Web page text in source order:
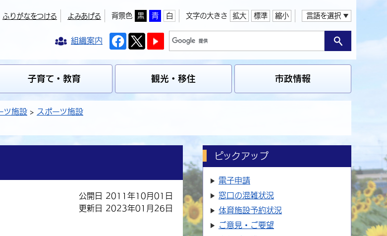
ふりがなをつける よみあげる 背景色 黒 青 白 文字の大きさ 拡大 標準 縮小 言語を選択
組織案内
子育て・教育 観光・移住 市政情報
ツ施設
スポーツ施設
公開日 2011年10月01日
更新日 2023年01月26日
ピックアップ
電子申請
窓口の混雑状況
体育施設予約状況
ご意見・ご要望